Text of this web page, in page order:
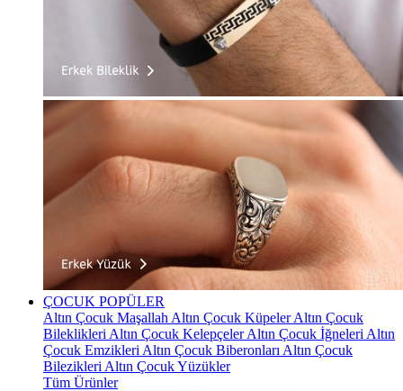
ÇOCUK POPÜLER
Altın Çocuk Maşallah Altın Çocuk KüpelerAltın Çocuk
Bileklikleri Altın Çocuk KelepçelerAltın Çocuk İğneleri Altın
Çocuk Emzikleri Altın Çocuk Biberonları Altın Çocuk
Bilezikleri Altın Çocuk Yüzükler
Tüm Ürünler